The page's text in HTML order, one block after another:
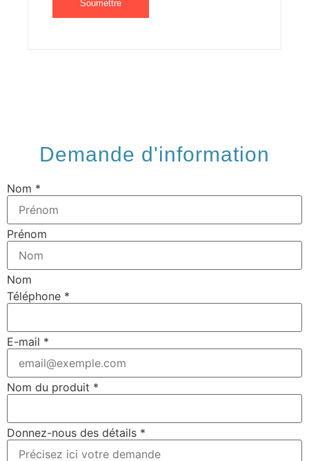
Demande d'information
Nom *
Prénom
Nom
Téléphone *
E-mail *
Nom du produit *
Donnez-nous des détails *